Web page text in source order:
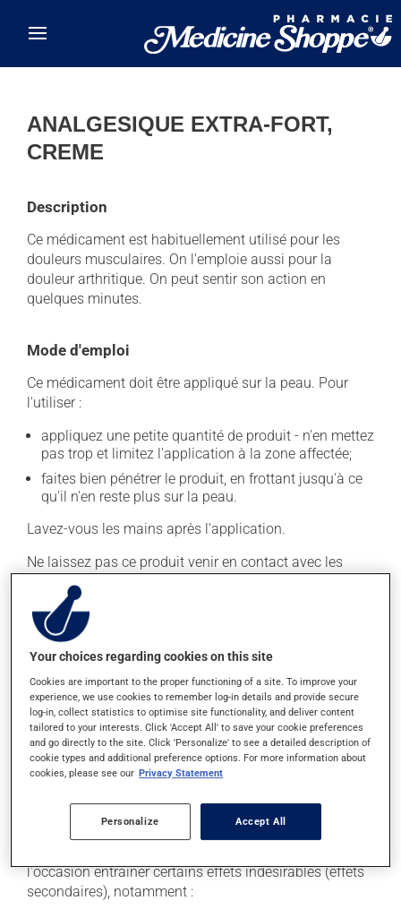
ANALGESIQUE EXTRA-FORT,
CREME
Description
Ce médicament est habituellement utilisé pour les
douleurs musculaires. On l'emploie aussi pour la
douleur arthritique. On peut sentir son action en
quelques minutes.
Mode d'emploi
Ce médicament doit être appliqué sur la peau. Pour
l'utiliser :
appliquez une petite quantité de produit - n'en mettez
pas trop et limitez l'application à la zone affectée;
faites bien pénétrer le produit, en frottant jusqu'à ce
qu'il n'en reste plus sur la peau.
Lavez-vous les mains après l'application.
Ne laissez pas ce produit venir en contact avec les
yeux ou les lèvres. Ne l'appliquez pas sur une peau
blessée par une coupure ou une éraflure.
En règle générale, on utilise ce produit de trois à quatre
fois par jour. Il est possible que votre pharmacien vous
ait indiqué un horaire différent qui est plus approprié
pour vous. Habituellement, on ne l'utilise qu'au besoin.
Il est important de respecter la posologie inscrite sur
l'étiquette. N'en utilisez pas plus, ni plus souvent
qu'indiqué.
Effets indésirables
l'occasion entraîner certains effets indésirables (effets
secondaires), notamment :
Your choices regarding cookies on this site
Cookies are important to the proper functioning of a site. To improve your
experience, we use cookies to remember log-in details and provide secure
log-in, collect statistics to optimise site functionality, and deliver content
tailored to your interests. Click 'Accept All' to save your cookie preferences
and go directly to the site. Click 'Personalize' to see a detailed description of
cookie types and additional preference options. For more information about
cookies, please see our Privacy Statement
Personalize Accept All